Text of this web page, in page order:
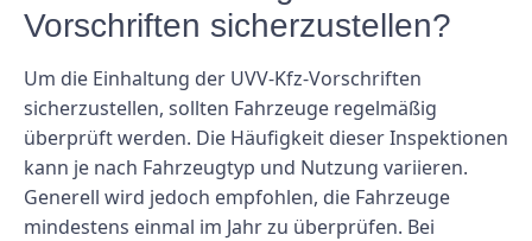
Vorschriften sicherzustellen?
Um die Einhaltung der UVV-Kfz-Vorschriften
sicherzustellen, sollten Fahrzeuge regelmäßig
überprüft werden. Die Häufigkeit dieser Inspektionen
kann je nach Fahrzeugtyp und Nutzung variieren.
Generell wird jedoch empfohlen, die Fahrzeuge
mindestens einmal im Jahr zu überprüfen. Bei